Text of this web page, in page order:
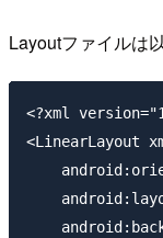
Layoutファイルは
<?xml
<LinearLayout